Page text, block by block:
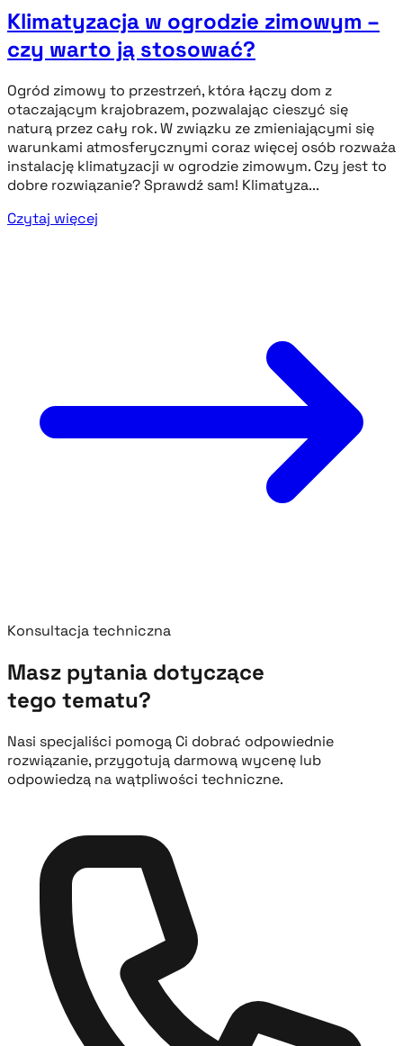
Klimatyzacja w ogrodzie zimowym –
czy warto ją stosować?
Ogród zimowy to przestrzeń, która łączy dom z
otaczającym krajobrazem, pozwalając cieszyć się
naturą przez cały rok. W związku ze zmieniającymi się
warunkami atmosferycznymi coraz więcej osób rozważa
instalację klimatyzacji w ogrodzie zimowym. Czy jest to
dobre rozwiązanie? Sprawdź sam! Klimatyza...
Czytaj więcej
Konsultacja techniczna
Masz pytania dotyczące
tego tematu?
Nasi specjaliści pomogą Ci dobrać odpowiednie
rozwiązanie, przygotują darmową wycenę lub
odpowiedzą na wątpliwości techniczne.